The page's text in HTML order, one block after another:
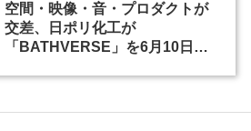
空間・映像・音・プロダクトが
交差、日ポリ化工が
「BATHVERSE」を6月10日に